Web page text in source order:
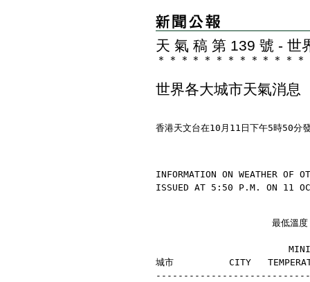
天 氣 稿 第 139 號 - 世
＊ ＊ ＊ ＊ ＊ ＊ ＊ ＊ ＊ ＊ ＊ ＊ ＊
世界各大城市天氣消息
香港天文台在10月11日下午5時50分
INFORMATION ON WEATHER OF
ISSUED AT 5:50 P.M. ON 11
最低溫度
城市          CITY